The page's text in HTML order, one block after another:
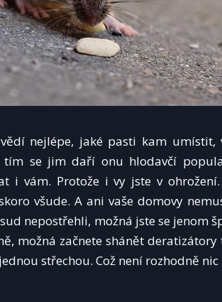
nejlépe, jaké pasti kam
se jim daří onu hlodavčí
i vám. Protože i vy jste v
všude. A ani vaše domovy
nepostřehli, možná jste se jenom
možná začnete shánět deratizátory
střechou. Což není rozhodně